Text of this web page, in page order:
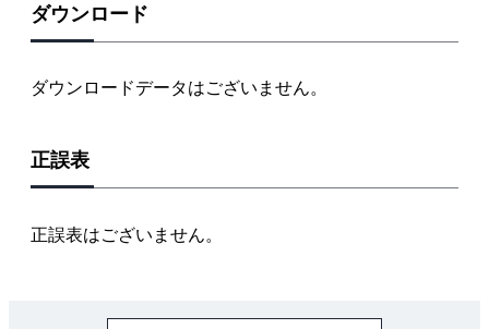
ダウンロード
ダウンロードデータはございません。
正誤表
正誤表はございません。